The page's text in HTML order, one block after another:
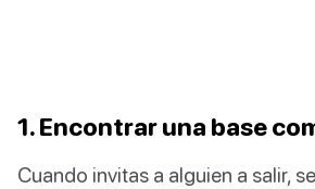
1. Encontrar una base
Cuando invitas a alguien a salir,